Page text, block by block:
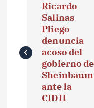
e
Ricardo
Salinas
Pliego
denuncia
acoso del
gobierno de
Sheinbaum
ante la
CIDH